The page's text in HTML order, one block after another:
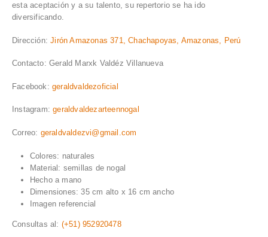
esta aceptación y a su talento, su repertorio se ha ido
diversificando.
Dirección:Jirón Amazonas 371, Chachapoyas, Amazonas, Perú
Contacto: Gerald Marxk Valdéz Villanueva
Facebook: geraldvaldezoficial
Instagram:geraldvaldezarteennogal
Correo: geraldvaldezvi@gmail.com
Colores: naturales
Material: semillas de nogal
Hecho a mano
Dimensiones: 35 cm alto x 16 cm ancho
Imagen referencial
Consultas al: (+51) 952920478